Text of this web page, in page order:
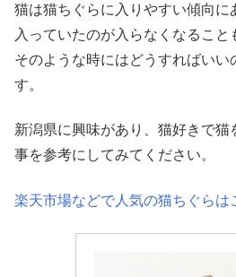
猫は猫ちぐらに入りやすい傾向に
入っていたのが入らなくなること
そのような時にはどうすればいい
す。
新潟県に興味があり、猫好きで
事を参考にしてみてください。
楽天市場などで人気の猫ちぐらは